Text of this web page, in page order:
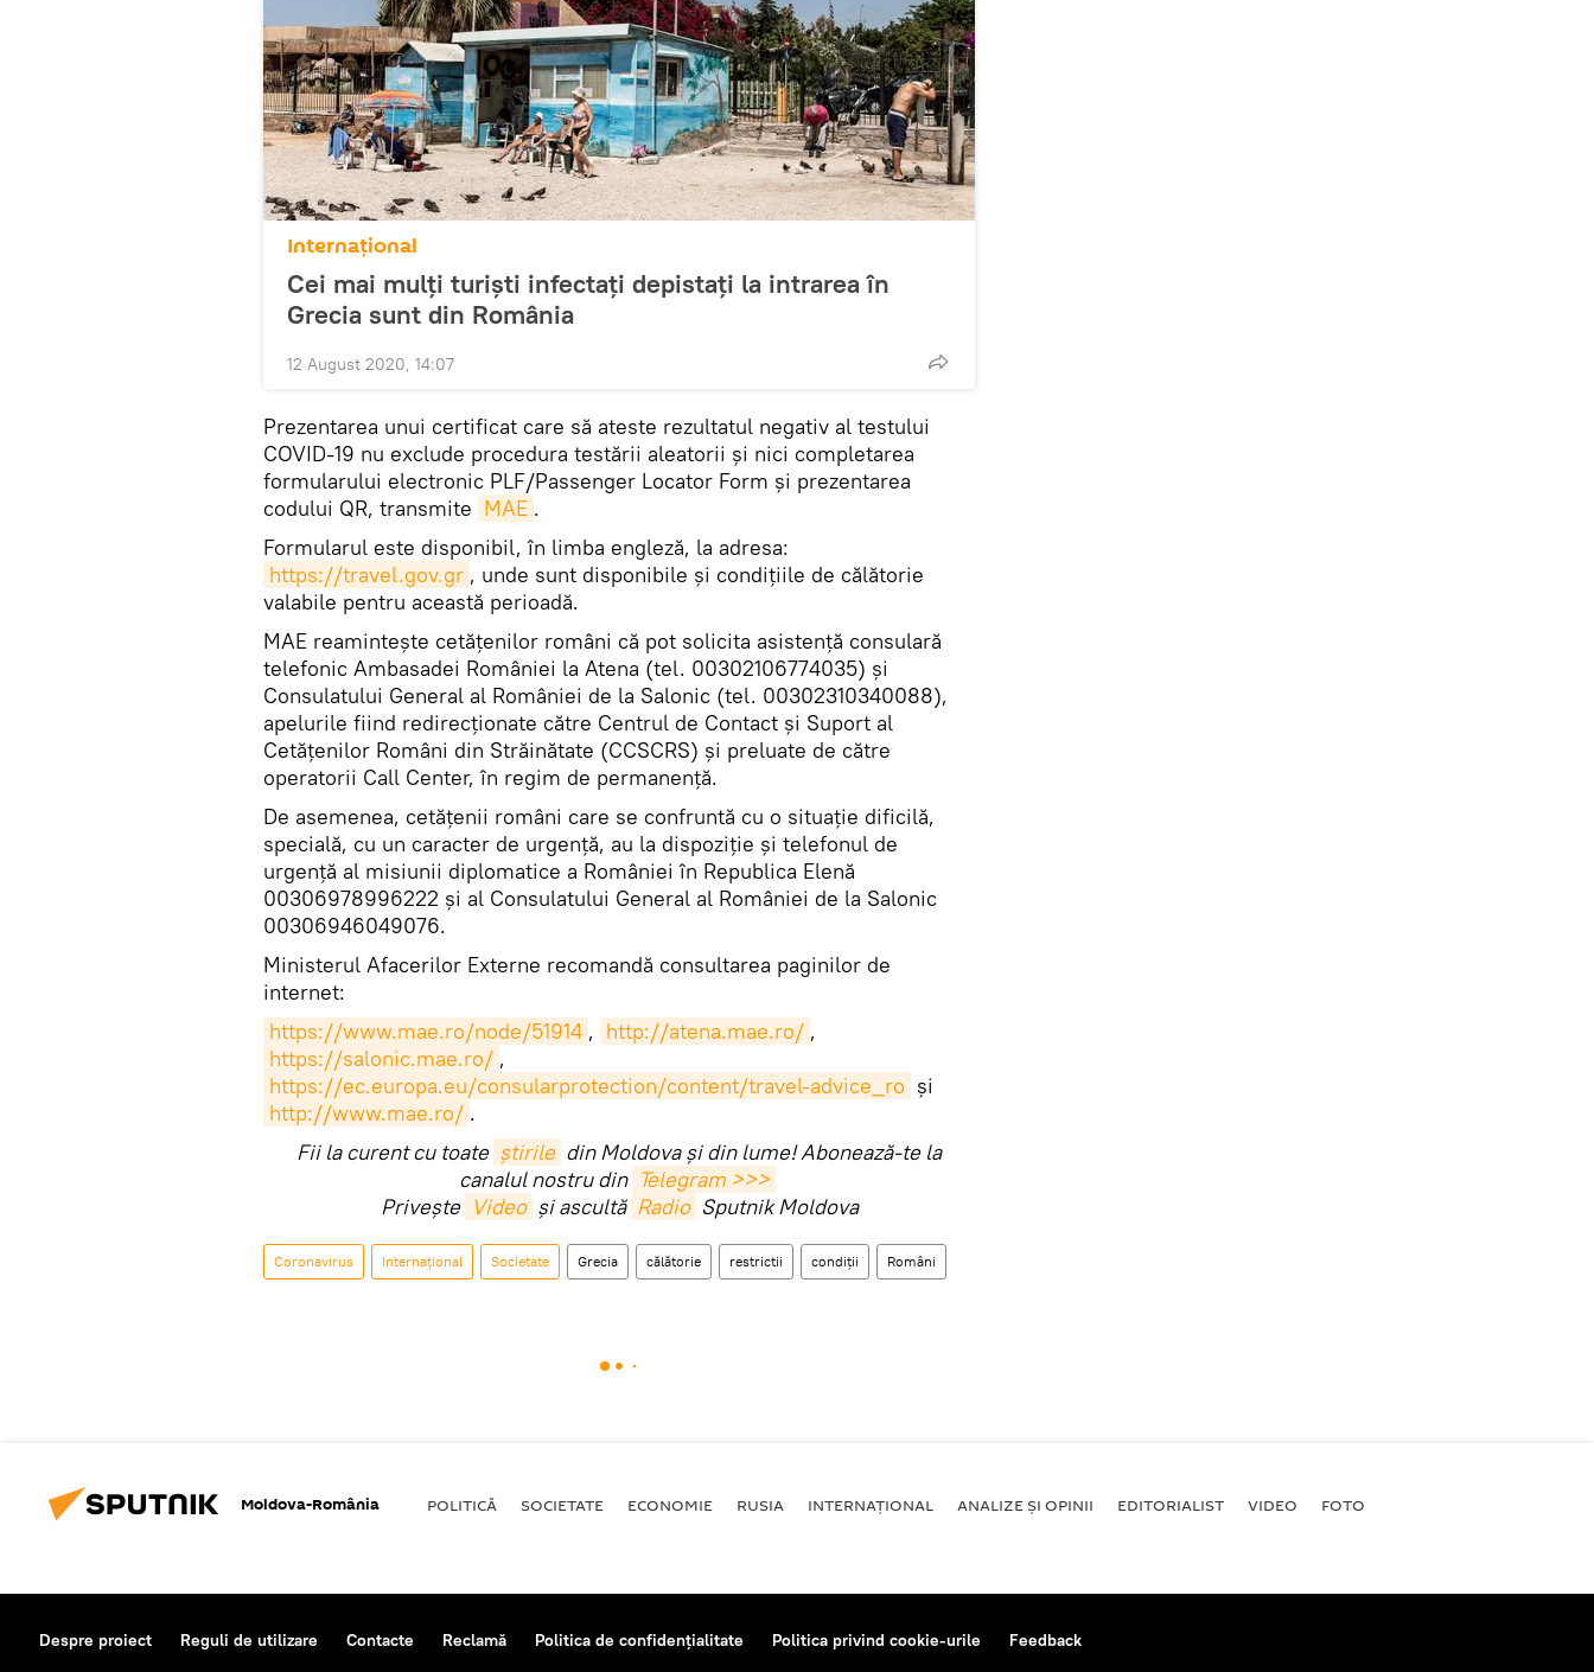
Internaţional
Cei mai mulți turiști infectați depistați la intrarea în
Grecia sunt din România
12 August 2020, 14:07
Prezentarea unui certificat care să ateste rezultatul negativ al testului
COVID-19 nu exclude procedura testării aleatorii și nici completarea
formularului electronic PLF/Passenger Locator Form și prezentarea
codului QR, transmite MAE .
Formularul este disponibil, în limba engleză, la adresa:
https://travel.gov.gr , unde sunt disponibile și condițiile de călătorie
valabile pentru această perioadă.
MAE reamintește cetățenilor români că pot solicita asistență consulară
telefonic Ambasadei României la Atena (tel. 00302106774035) și
Consulatului General al României de la Salonic (tel. 00302310340088),
apelurile fiind redirecționate către Centrul de Contact și Suport al
Cetățenilor Români din Străinătate (CCSCRS) şi preluate de către
operatorii Call Center, în regim de permanență.
De asemenea, cetățenii români care se confruntă cu o situație dificilă,
specială, cu un caracter de urgență, au la dispoziție şi telefonul de
urgență al misiunii diplomatice a României în Republica Elenă
00306978996222 și al Consulatului General al României de la Salonic
00306946049076.
Ministerul Afacerilor Externe recomandă consultarea paginilor de
internet:
https://www.mae.ro/node/51914 , http://atena.mae.ro/ ,
https://salonic.mae.ro/ ,
https://ec.europa.eu/consularprotection/content/travel-advice_ro și
http://www.mae.ro/ .
Fii la curent cu toate știrile din Moldova și din lume! Abonează-te la
canalul nostru din Telegram >>>
Privește Video și ascultă Radio Sputnik Moldova
Coronavirus Internaţional Societate Grecia călătorie restrictii condiții Români
Moldova-România POLITICĂ SOCIETATE ECONOMIE RUSIA INTERNAŢIONAL ANALIZE ȘI OPINII EDITORIALIST VIDEO FOTO
Despre proiect Reguli de utilizare Contacte Reclamă Politica de confidențialitate Politica privind cookie-urile Feedback